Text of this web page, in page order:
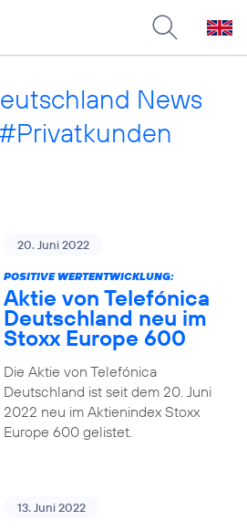
News
20. Juni 2022
POSITIVE WERTENTWICKLUNG:
Aktie von Telefónica
Deutschland neu im
Stoxx Europe 600
Die Aktie von Telefónica
Deutschland ist seit dem 20. Juni
2022 neu im Aktienindex Stoxx
Europe 600 gelistet.
13. Juni 2022